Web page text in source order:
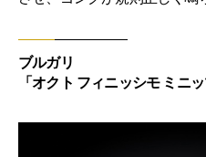
ブルガリ
「オクト フィニッシモ ミニ